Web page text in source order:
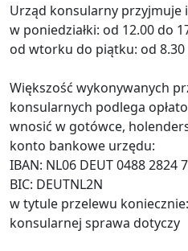
Urząd konsularny przyjmuje
w poniedziałki: od 12.00 do
od wtorku do piątku: od 8.30
Większość wykonywanych
konsularnych podlega
wnosić w gotówce,
konto bankowe urzędu:
IBAN: NL06 DEUT 0488 2824
BIC: DEUTNL2N
w tytule przelewu
konsularnej sprawa dotyczy